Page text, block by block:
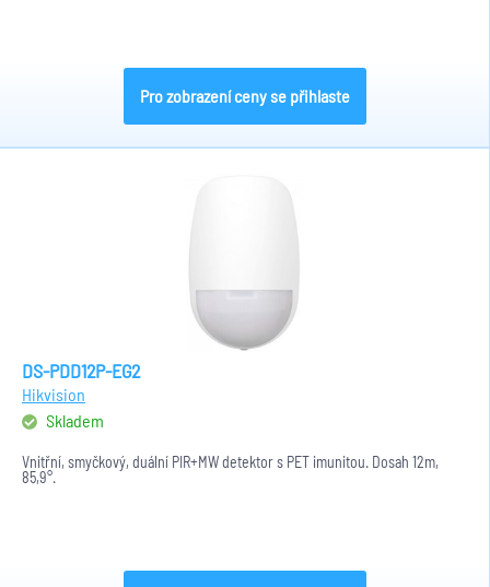
Pro zobrazení ceny se přihlaste
DS-PDD12P-EG2
Hikvision
Skladem
Vnitřní, smyčkový, duální PIR+MW detektor s PET imunitou. Dosah 12m,
85,9°.